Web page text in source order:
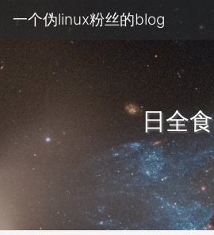
一个伪linux粉丝的blog
日全食